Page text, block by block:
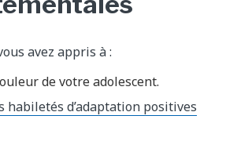
avez appris à :
de votre adolescent.
habiletés d’adaptation positives